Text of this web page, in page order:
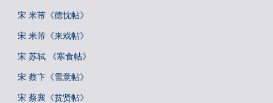
宋 米芾《德忱帖》
宋 米芾《来戏帖》
宋 苏轼 《寒食帖》
宋 蔡卞《雪意帖》
宋 蔡襄《贫贤帖》